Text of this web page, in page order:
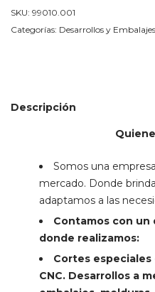
SKU: 99010.001
Categorías: Desarrollos y Embalajes
Descripción
Somos una
mercado. Donde
adaptamos a las
Contamos con
donde realizamos:
Cortes
CNC. Desarrollos a